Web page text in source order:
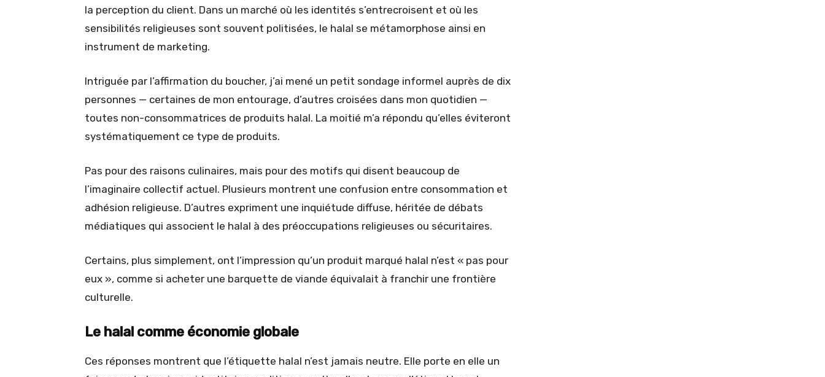
la perception du client. Dans un marché où les identités s’entrecroisent et où les
sensibilités religieuses sont souvent politisées, le halal se métamorphose ainsi en
instrument de marketing.
Intriguée par l’affirmation du boucher, j’ai mené un petit sondage informel auprès de dix
personnes — certaines de mon entourage, d’autres croisées dans mon quotidien —
toutes non-consommatrices de produits halal. La moitié m’a répondu qu’elles éviteront
systématiquement ce type de produits.
Pas pour des raisons culinaires, mais pour des motifs qui disent beaucoup de
l’imaginaire collectif actuel. Plusieurs montrent une confusion entre consommation et
adhésion religieuse. D’autres expriment une inquiétude diffuse, héritée de débats
médiatiques qui associent le halal à des préoccupations religieuses ou sécuritaires.
Certains, plus simplement, ont l’impression qu’un produit marqué halal n’est « pas pour
eux », comme si acheter une barquette de viande équivalait à franchir une frontière
culturelle.
Le halal comme économie globale
Ces réponses montrent que l’étiquette halal n’est jamais neutre. Elle porte en elle un